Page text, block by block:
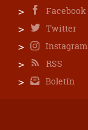
Facebook
Twitter
Instagram
RSS
Boletín